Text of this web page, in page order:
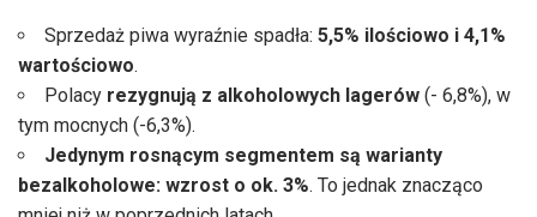
Sprzedaż piwa wyraźnie spadła: 5,5% ilościowo i 4,1%
wartościowo.
Polacy rezygnują z alkoholowych lagerów (- 6,8%), w
tym mocnych (-6,3%).
Jedynym rosnącym segmentem są warianty
bezalkoholowe: wzrost o ok. 3%. To jednak znacząco